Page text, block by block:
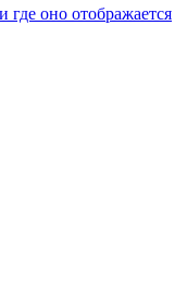
где оно отображается